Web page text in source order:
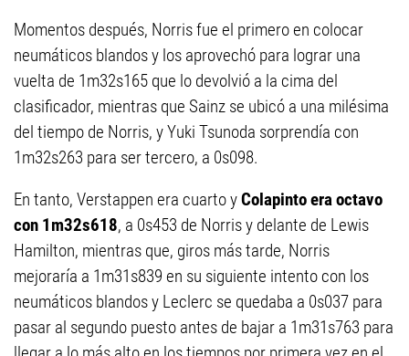
Momentos después, Norris fue el primero en colocar
neumáticos blandos y los aprovechó para lograr una
vuelta de 1m32s165 que lo devolvió a la cima del
clasificador, mientras que Sainz se ubicó a una milésima
del tiempo de Norris, y Yuki Tsunoda sorprendía con
1m32s263 para ser tercero, a 0s098.
En tanto, Verstappen era cuarto yColapinto era octavo
con 1m32s618, a 0s453 de Norris y delante de Lewis
Hamilton, mientras que, giros más tarde, Norris
mejoraría a 1m31s839 en su siguiente intento con los
neumáticos blandos y Leclerc se quedaba a 0s037 para
pasar al segundo puesto antes de bajar a 1m31s763 para